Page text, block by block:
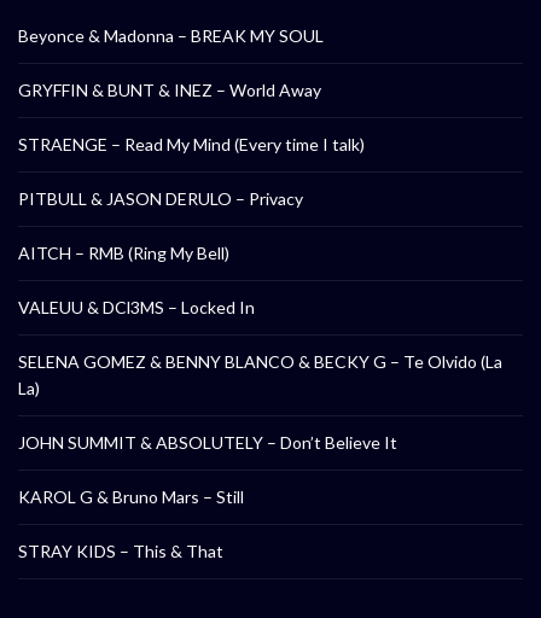
Beyonce & Madonna – BREAK MY SOUL
GRYFFIN & BUNT & INEZ – World Away
STRAENGE – Read My Mind (Every time I talk)
PITBULL & JASON DERULO – Privacy
AITCH – RMB (Ring My Bell)
VALEUU & DCl3MS – Locked In
SELENA GOMEZ & BENNY BLANCO & BECKY G – Te Olvido (La
La)
JOHN SUMMIT & ABSOLUTELY – Don’t Believe It
KAROL G & Bruno Mars – Still
STRAY KIDS – This & That